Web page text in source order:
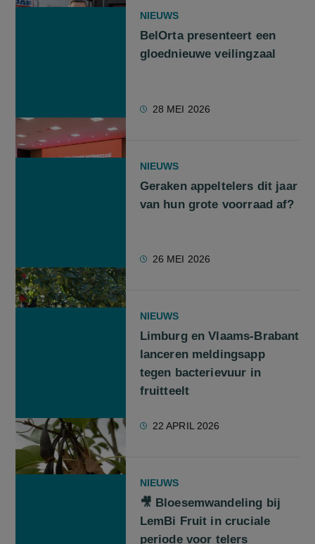
NIEUWS
BelOrta presenteert een
gloednieuwe veilingzaal
28 MEI 2026
NIEUWS
Geraken appeltelers dit jaar
van hun grote voorraad af?
26 MEI 2026
NIEUWS
Limburg en Vlaams-Brabant
lanceren meldingsapp
tegen bacterievuur in
fruitteelt
22 APRIL 2026
NIEUWS
🎥 Bloesemwandeling bij
LemBi Fruit in cruciale
periode voor telers